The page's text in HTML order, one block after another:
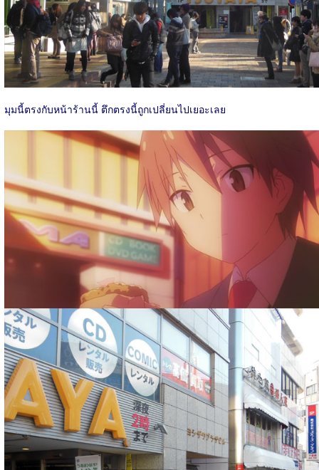
มุมนี้ตรงกับหน้าร้านนี้ ตึกตรงนี้ถูกเปลี่ยนไปเยอะเลย